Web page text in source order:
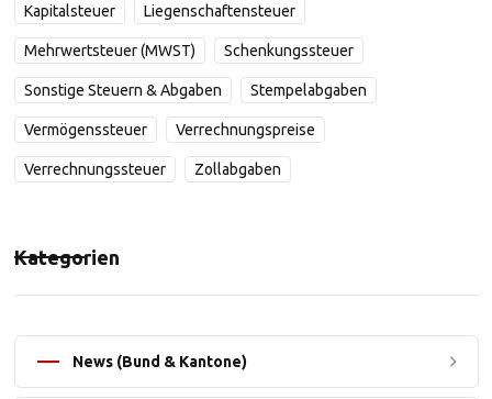
Kapitalsteuer Liegenschaftensteuer
Mehrwertsteuer (MWST) Schenkungssteuer
Sonstige Steuern & Abgaben Stempelabgaben
Vermögenssteuer Verrechnungspreise
Verrechnungssteuer Zollabgaben
Kategorien
News (Bund & Kantone)